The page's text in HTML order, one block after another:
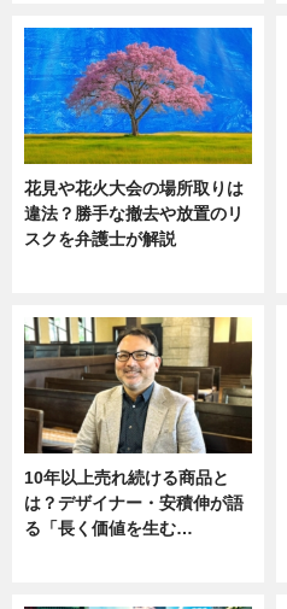
花見や花火大会の場所取りは
違法？勝手な撤去や放置のリ
スクを弁護士が解説
10年以上売れ続ける商品と
は？デザイナー・安積伸が語
る「長く価値を生む…